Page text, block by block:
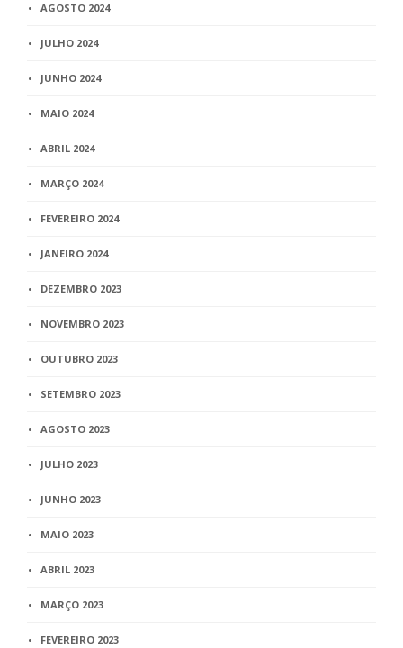
AGOSTO 2024
JULHO 2024
JUNHO 2024
MAIO 2024
ABRIL 2024
MARÇO 2024
FEVEREIRO 2024
JANEIRO 2024
DEZEMBRO 2023
NOVEMBRO 2023
OUTUBRO 2023
SETEMBRO 2023
AGOSTO 2023
JULHO 2023
JUNHO 2023
MAIO 2023
ABRIL 2023
MARÇO 2023
FEVEREIRO 2023